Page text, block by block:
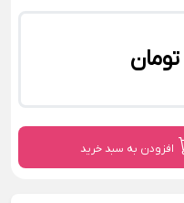
افزودن به سبد خرید